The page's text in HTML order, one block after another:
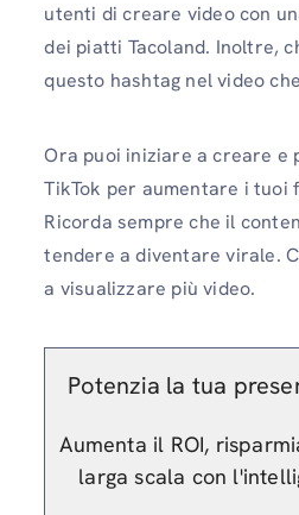
utenti di creare video con
dei piatti Tacoland. Inoltre,
questo hashtag nel video
Ora puoi iniziare a creare e
TikTok per aumentare i tuoi
Ricorda sempre che il
tendere a diventare virale.
a visualizzare più video.
Potenzia la tua
Aumenta il ROI,
larga scala con